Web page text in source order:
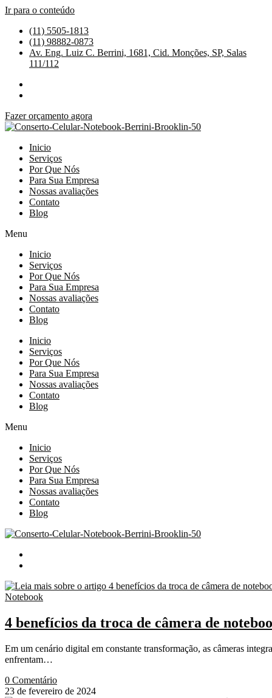
Ir para o conteúdo
(11) 5505-1813
(11) 98882-0873
Av. Eng. Luiz C. Berrini, 1681, Cid. Monções, SP, Salas
111/112
Fazer orçamento agora
Inicio
Serviços
Por Que Nós
Para Sua Empresa
Nossas avaliações
Contato
Blog
Menu
Inicio
Serviços
Por Que Nós
Para Sua Empresa
Nossas avaliações
Contato
Blog
Inicio
Serviços
Por Que Nós
Para Sua Empresa
Nossas avaliações
Contato
Blog
Menu
Inicio
Serviços
Por Que Nós
Para Sua Empresa
Nossas avaliações
Contato
Blog
Notebook
4 benefícios da troca de câmera de
Em um cenário digital em constante transformação, as câmeras
enfrentam…
0 Comentário
23 de fevereiro de 2024